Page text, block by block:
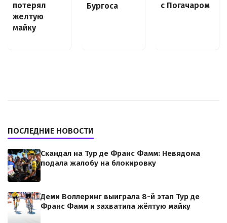
потерял
желтую
майку
Бургоса
с Погачаром
ПОСЛЕДНИЕ НОВОСТИ
Скандал на Тур де Франс Фамм: Невядома
подала жалобу на блокировку
Деми Воллеринг выиграла 8-й этап Тур де
Франс Фамм и захватила жёлтую майку